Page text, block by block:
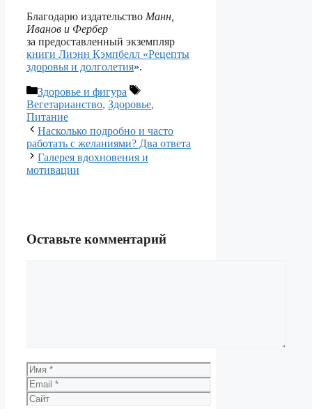
Благодарю издательство Манн,
Иванов и Фербер
за предоставленный экземпляр
книги Лиэнн Кэмпбелл «Рецепты
здоровья и долголетия».
Рубрики
Здоровье и фигура
Метки
Вегетарианство, Здоровье,
Питание
Навигация
записи
Насколько подробно и часто
работать с желаниями? Два ответа
Галерея вдохновения и
мотивации
Оставьте комментарий
Имя
Email
Сайт